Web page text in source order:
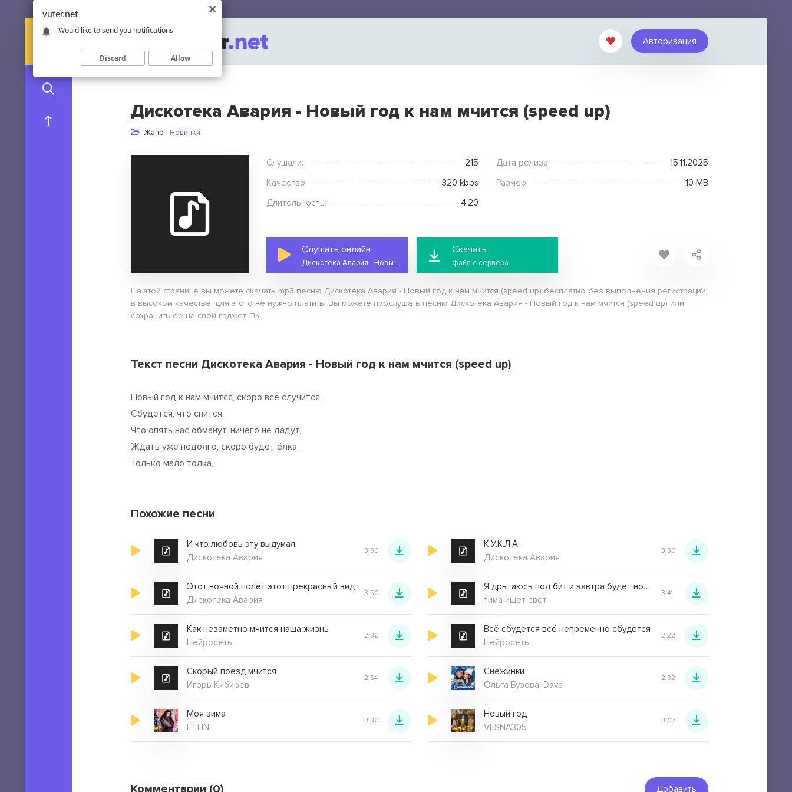
Авторизация
Дискотека Авария - Новый год к нам мчится (speed up)
Жанр: Новинки
Слушали: 215 Дата релиза:
15.11.2025
Качество:
320 kbps Размер:
10 MB
Длительность:
4:20
Слушать онлайн
Дискотека Авария - Новый год к нам мчится (speed up)
Скачать
файл с сервера
На этой странице вы можете скачать mp3 песню Дискотека Авария - Новый год к нам мчится (speed up) бесплатно без выполнения регистрации,
в высоком качестве, для этого не нужно платить. Вы можете прослушать песню Дискотека Авария - Новый год к нам мчится (speed up) или
сохранить ее на свой гаджет, ПК.
Текст песни Дискотека Авария - Новый год к нам мчится (speed up)
Новый год к нам мчится, скоро всё случится,
Сбудется, что снится,
Что опять нас обманут, ничего не дадут,
Ждать уже недолго, скоро будет ёлка,
Только мало толка,
Похожие песни
И кто любовь эту выдумал
Дискотека Авария
3:50
К.У.К.Л.А.
Дискотека Авария
3:50
Этот ночной полёт этот прекрасный вид
Дискотека Авария
3:50
Я дрыгаюсь под бит и завтра будет новый день
тима ищет свет
3:41
Как незаметно мчится наша жизнь
Нейросеть
2:36
Всё сбудется всё непременно сбудется
Нейросеть
2:22
Скорый поезд мчится
Игорь Кибирев
2:54
Снежинки
Ольга Бузова, Dava
2:32
Моя зима
ETLIN
3:30
Новый год
VESNA305
3:07
Комментарии (0) Добавить
vufer.net
Would like to send you notifications
Discard Allow